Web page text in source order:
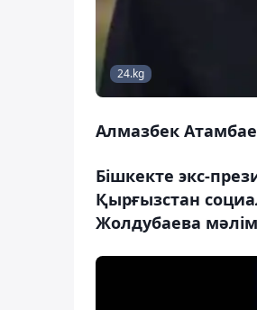
24.kg
Алмазбек
Бішкекте экс-
Қырғызстан
Жолдубаева